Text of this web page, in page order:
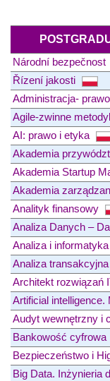
Národní bezpečnost
Řízení jakosti
Administracja-
Agile-zwinne
AI: prawo i etyka
Akademia
Akademia Startup
Akademia
Analityk finansowy
Analiza Danych –
Analiza i
Analiza
Architekt rozwiązań
Artificial intelligence.
Audyt wewnętrzny i
Bankowość cyfrowa
Bezpieczeństwo i
Big Data. Inżynieria